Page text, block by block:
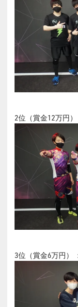
2位（賞金12万円
3位（賞金6万円）